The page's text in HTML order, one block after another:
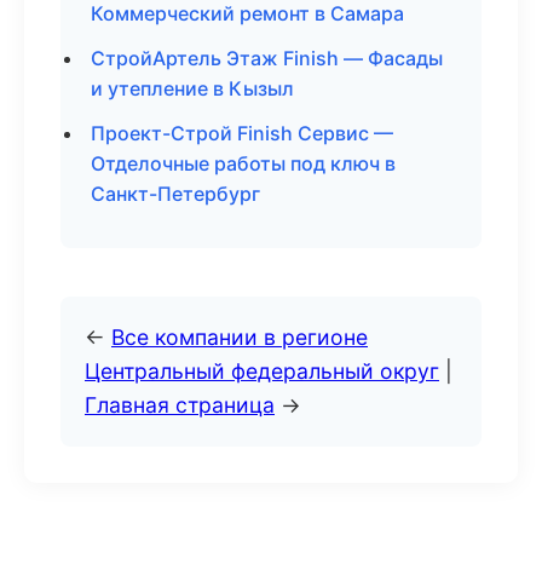
Коммерческий ремонт в Самара
СтройАртель Этаж Finish — Фасады
и утепление в Кызыл
Проект-Строй Finish Сервис —
Отделочные работы под ключ в
Санкт-Петербург
← Все компании в регионе
Центральный федеральный округ
Главная страница →